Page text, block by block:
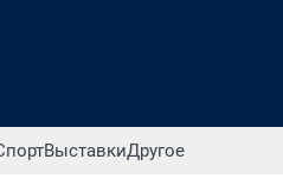
ВыставкиДругое